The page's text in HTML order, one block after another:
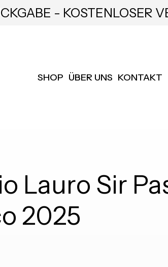
- KOSTENLOSER
SHOP ÜBER UNS KONTAKT
Lauro Sir
2025